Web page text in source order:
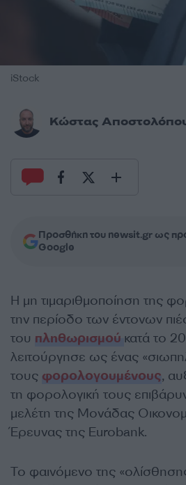
iStock
Κώστας
Προσθήκη του newsit.gr ως
Google
Η μη τιμαριθμοποίηση της
την περίοδο των έντονων
του πληθωρισμού κατά το
λειτούργησε ως ένας
τους φορολογουμένους,
τη φορολογική τους
μελέτη της Μονάδας
Έρευνας της Eurobank.
Το φαινόμενο της